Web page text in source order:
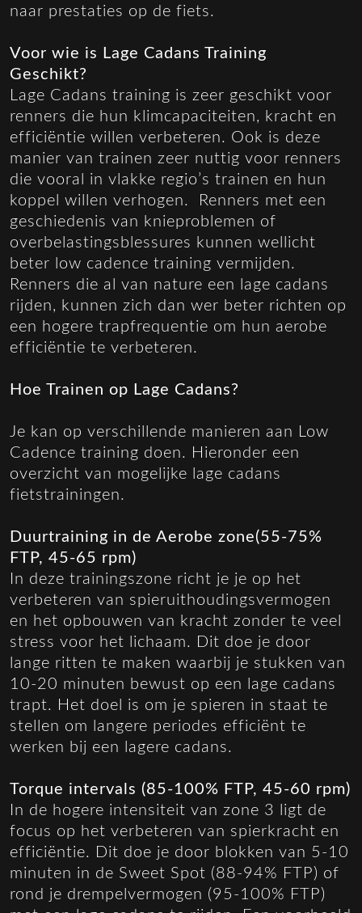
naar prestaties op de fiets.
Voor wie is Lage Cadans Training
Geschikt?
Lage Cadans training is zeer geschikt voor
renners die hun klimcapaciteiten, kracht en
efficiëntie willen verbeteren. Ook is deze
manier van trainen zeer nuttig voor renners
die vooral in vlakke regio’s trainen en hun
koppel willen verhogen. Renners met een
geschiedenis van knieproblemen of
overbelastingsblessures kunnen wellicht
beter low cadence training vermijden.
Renners die al van nature een lage cadans
rijden, kunnen zich dan wer beter richten op
een hogere trapfrequentie om hun aerobe
efficiëntie te verbeteren.
Hoe Trainen op Lage Cadans?
Je kan op verschillende manieren aan Low
Cadence training doen. Hieronder een
overzicht van mogelijke lage cadans
fietstrainingen.
Duurtraining in de Aerobe zone(55-75%
FTP, 45-65 rpm)
In deze trainingszone richt je je op het
verbeteren van spieruithoudingsvermogen
en het opbouwen van kracht zonder te veel
stress voor het lichaam. Dit doe je door
lange ritten te maken waarbij je stukken van
10-20 minuten bewust op een lage cadans
trapt. Het doel is om je spieren in staat te
stellen om langere periodes efficiënt te
werken bij een lagere cadans.
Torque intervals (85-100% FTP, 45-60 rpm)
In de hogere intensiteit van zone 3 ligt de
focus op het verbeteren van spierkracht en
efficiëntie. Dit doe je door blokken van 5-10
minuten in de Sweet Spot (88-94% FTP) of
rond je drempelvermogen (95-100% FTP)